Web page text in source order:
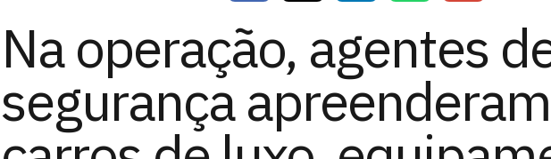
Na operação, agentes
segurança apreenderam